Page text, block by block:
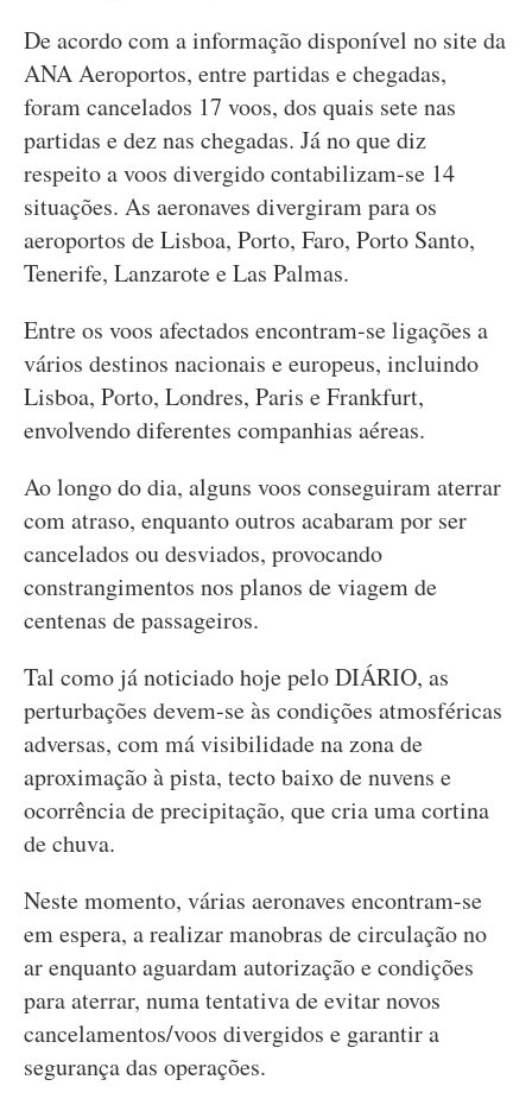
De acordo com a informação disponível no site da
ANA Aeroportos, entre partidas e chegadas,
foram cancelados 17 voos, dos quais sete nas
partidas e dez nas chegadas. Já no que diz
respeito a voos divergido contabilizam-se 14
situações. As aeronaves divergiram para os
aeroportos de Lisboa, Porto, Faro, Porto Santo,
Tenerife, Lanzarote e Las Palmas.
Entre os voos afectados encontram-se ligações a
vários destinos nacionais e europeus, incluindo
Lisboa, Porto, Londres, Paris e Frankfurt,
envolvendo diferentes companhias aéreas.
Ao longo do dia, alguns voos conseguiram aterrar
com atraso, enquanto outros acabaram por ser
cancelados ou desviados, provocando
constrangimentos nos planos de viagem de
centenas de passageiros.
Tal como já noticiado hoje pelo DIÁRIO, as
perturbações devem-se às condições atmosféricas
adversas, com má visibilidade na zona de
aproximação à pista, tecto baixo de nuvens e
ocorrência de precipitação, que cria uma cortina
de chuva.
Neste momento, várias aeronaves encontram-se
em espera, a realizar manobras de circulação no
ar enquanto aguardam autorização e condições
para aterrar, numa tentativa de evitar novos
cancelamentos/voos divergidos e garantir a
segurança das operações.